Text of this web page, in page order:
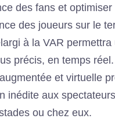
des fans et optimiser
des joueurs sur le
à la VAR
précis, en temps
et virtuelle
inédite aux
ou chez eux.